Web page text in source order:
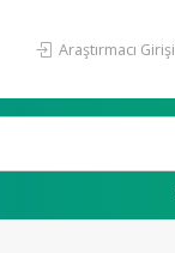
Araştırmacı Girişi